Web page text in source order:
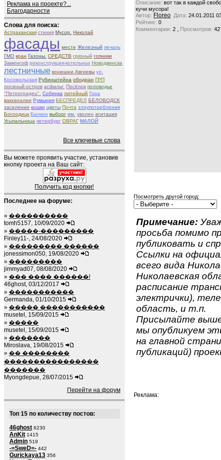
Реклама на проекте?...
Благодарности
Слова для поиска:
Астраханская стихия Мусор. Николай
фасады месте Железный печаль
ГМО кран Газоны. СРЕДСТВ грязный гопники
Заменгоф реконструкция-котельных Новодвинска
лестничные конюшни Авгиевы ул.
Косомольская Рубинштейна ободран ГРП
лосиный-остров асфальт. Посёлок половодье
"Петроградец".
Собинка литейный Гора
вакханалии Румыния БЕСПРЕДЕЛ БЕЛОВОДСК
заселение кошки цветы Почта злоупотребления
Богоодицк Балкон выборг им. уволен агитация
Усыпальница петербург ОВРАГ МАЛОЙ
Все ключевые слова
Вы можете проявить участие, установив
кнопку проекта на Ваш сайт:
Получить код кнопки!
Последнее на форуме:
» ����������
tomh5157, 10/09/2020
» �����-���������
Finley11-, 24/08/2020
» ��������� ������
jonessimon050, 19/08/2020
» ���������
jimmyad07, 08/08/2020
» ��� ���� ������!
46ghost, 03/12/2017
» �����������
Germanda, 01/10/2015
» ����� �����������
musetel, 15/09/2015
» �����
musetel, 15/09/2015
» �������
Miroslava, 19/08/2015
» �� ��������
����������������
�������
Myongdepue, 28/07/2015
Перейти на форум
Топ 15 по количеству постов:
46ghost 6230
AnKit 1415
Admin 519
-=SweD=- 442
Gurickaya13 356
Описание: вот так в каждой
кучи мусора!
Автор: Floreo Дата: 24.01.2011
Рейтинг: 0
Комментарии: 2 , Просмотров:
Посмотреть другой город:
Примечание:
просьба помимо
публиковать и
Ссылки на
всего вида
Николаевская
расписание
электрички),
область, и т.п.
Присылайте
мы опубликуем
на главной
публикаций)
Реклама: